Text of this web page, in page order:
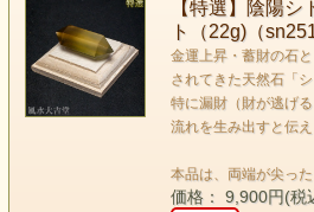
【特選】陰陽
ト（22g)（
金運上昇・蓄財の石
されてきた天然石「シ
特に漏財（財が逃げ
流れを生み出すと伝え
本品は、両端が尖った
価格： 9,900円(税